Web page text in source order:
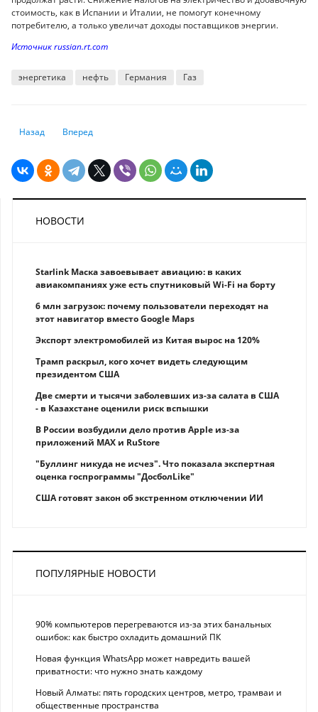
стоимость, как в Испании и Италии, не помогут конечному
потребителю, а только увеличат доходы поставщиков энергии.
Источник russian.rt.com
энергетика нефть Германия Газ
Предыдущий: «Наше подводное будущее»: CNN показал, как рост
Назад Следующий: Байден считает изменение климата
Вперед
НОВОСТИ
Starlink Маска завоевывает авиацию: в каких
авиакомпаниях уже есть спутниковый Wi-Fi на борту
6 млн загрузок: почему пользователи переходят на
этот навигатор вместо Google Maps
Экспорт электромобилей из Китая вырос на 120%
Трамп раскрыл, кого хочет видеть следующим
президентом США
Две смерти и тысячи заболевших из-за салата в США
- в Казахстане оценили риск вспышки
В России возбудили дело против Apple из-за
приложений MAX и RuStore
"Буллинг никуда не исчез". Что показала экспертная
оценка госпрограммы "ДосболLike"
США готовят закон об экстренном отключении ИИ
ПОПУЛЯРНЫЕ НОВОСТИ
90% компьютеров перегреваются из-за этих банальных
ошибок: как быстро охладить домашний ПК
Новая функция WhatsApp может навредить вашей
приватности: что нужно знать каждому
Новый Алматы: пять городских центров, метро, трамваи и
общественные пространства